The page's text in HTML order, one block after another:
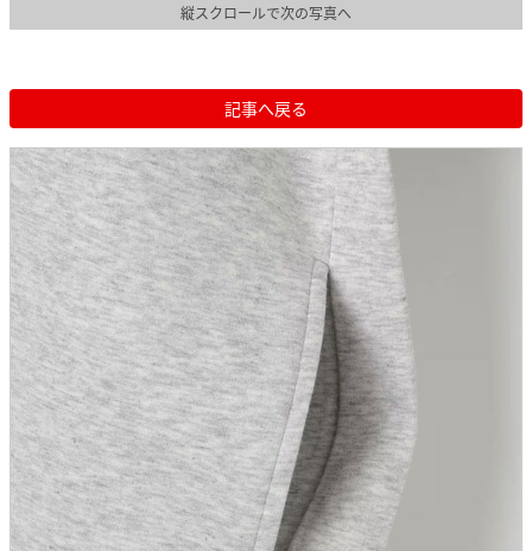
縦スクロールで次の写真へ
記事へ戻る